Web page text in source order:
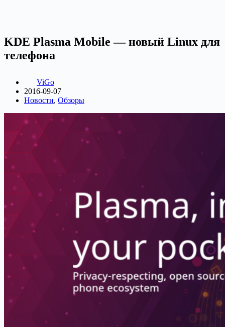
KDE Plasma Mobile — новый Linux для
телефона
ViGo
2016-09-07
Новости, Обзоры